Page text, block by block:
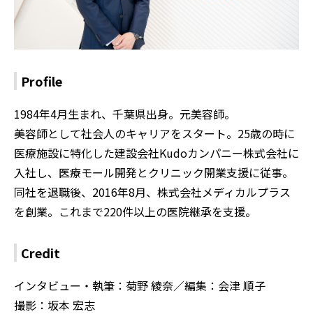
Profile
1984年4月生まれ、千葉県出身。元美容師。
美容師として社会人のキャリアをスタート。25歳の時に
医療施設に特化した建設会社Kudoカンパニー株式会社に
入社し、医療モール開発とクリニック開業支援に従事。
同社を退職後、2016年8月、株式会社メディカルプラス
を創業。これまで220件以上の医院継承を支援。
Credit
インタビュー・執筆：菊野 綾奈／編集：会津 順子
撮影：坂本 宏志